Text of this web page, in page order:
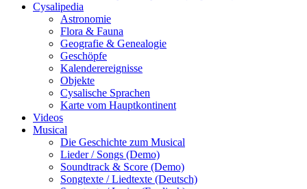
Cysalipedia
Astronomie
Flora & Fauna
Geografie & Genealogie
Geschöpfe
Kalenderereignisse
Objekte
Cysalische Sprachen
Karte vom Hauptkontinent
Videos
Musical
Die Geschichte zum Musical
Lieder / Songs (Demo)
Soundtrack & Score (Demo)
Songtexte / Liedtexte (Deutsch)